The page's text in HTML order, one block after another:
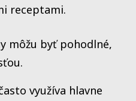
receptami.
môžu byť pohodlné,
využíva hlavne